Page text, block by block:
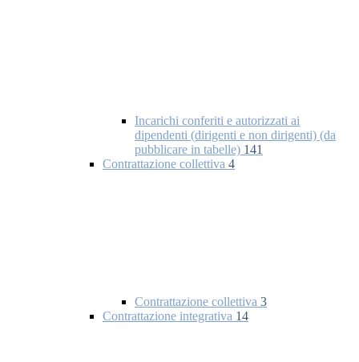
Incarichi conferiti e autorizzati ai
dipendenti (dirigenti e non dirigenti) (da
pubblicare in tabelle) 141
Contrattazione collettiva 4
Contrattazione collettiva 3
Contrattazione integrativa 14